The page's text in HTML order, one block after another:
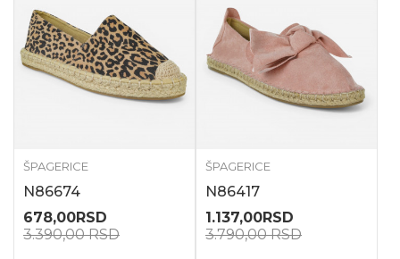
ŠPAGERICE
N86674
678,00RSD
3.390,00RSD
ŠPAGERICE
N86417
1.137,00RSD
3.790,00RSD